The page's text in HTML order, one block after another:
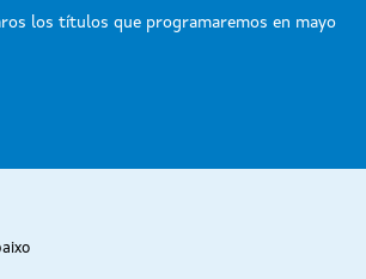
los títulos que programaremos en mayo